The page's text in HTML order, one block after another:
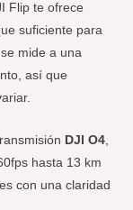
Flip te ofrece
suficiente para
mide a una
así que
DJI O4,
hasta 13 km
con una claridad